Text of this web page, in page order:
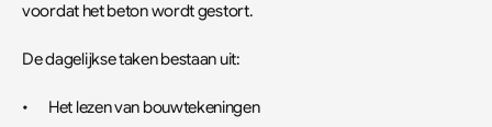
voordat het beton wordt gestort.
De dagelijkse taken bestaan uit:
•	Het lezen van bouwtekeningen